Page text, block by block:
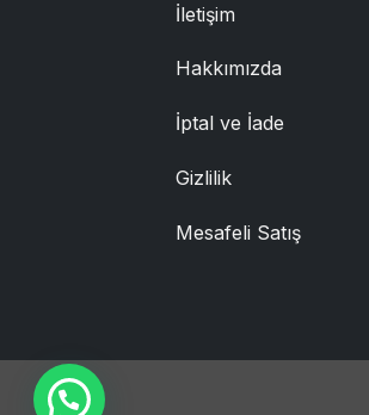
İletişim
Hakkımızda
İptal ve İade
Gizlilik
Mesafeli Satış